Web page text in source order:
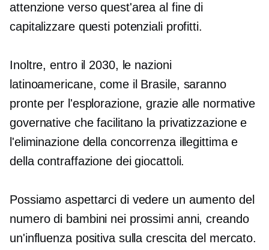
attenzione verso quest'area al fine di
capitalizzare questi potenziali profitti.
Inoltre, entro il 2030, le nazioni
latinoamericane, come il Brasile, saranno
pronte per l'esplorazione, grazie alle normative
governative che facilitano la privatizzazione e
l'eliminazione della concorrenza illegittima e
della contraffazione dei giocattoli.
Possiamo aspettarci di vedere un aumento del
numero di bambini nei prossimi anni, creando
un'influenza positiva sulla crescita del mercato.